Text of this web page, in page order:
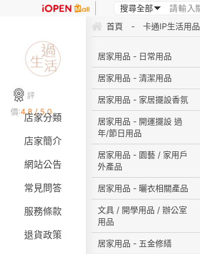
評
價:4.8 / 5.0
店家分類
店家簡介
網站公告
常見問答
服務條款
退貨政策
首頁 - 卡通IP生活用品
居家用品 - 日常用品
居家用品 - 清潔用品
居家用品 - 家居擺設香氛
居家用品 - 開運擺設 過
年/節日用品
居家用品 - 園藝 / 家用戶
外產品
居家用品 - 曬衣相關產品
文具 / 開學用品 / 辦公室
用品
居家用品 - 五金修繕